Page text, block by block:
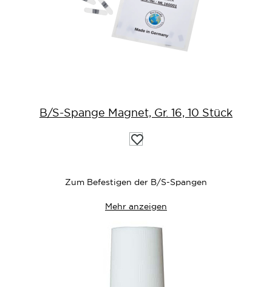
B/S-Spange Magnet, Gr. 16, 10 Stück
Auf
die
Zum Befestigen der B/S-Spangen
Mehr anzeigen